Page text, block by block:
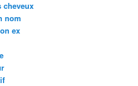
cheveux
nom
ex